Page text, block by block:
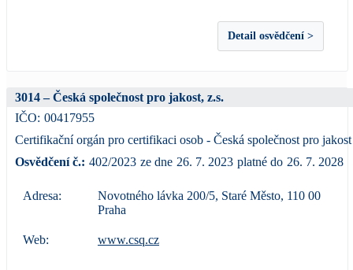
Detail osvědčení >
3014 – Česká společnost pro jakost, z.s.
IČO: 00417955
Certifikační orgán pro certifikaci osob - Česká společnost pro jakost
Osvědčení č.: 402/2023 ze dne 26. 7. 2023 platné do 26. 7. 2028
Adresa:
Novotného lávka 200/5, Staré Město, 110 00
Praha
Web: www.csq.cz